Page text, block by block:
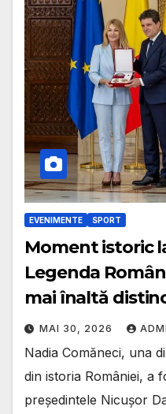
EVENIMENTE SPORT
Moment istoric
Legenda
mai înaltă
MAI 30, 2026
Nadia Comăneci, una
din istoria României, a
președintele Nicușor